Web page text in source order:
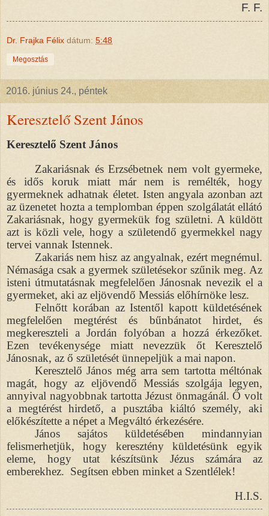
F. F.
Dr. Frajka Félix dátum: 5:48
Megosztás
2016. június 24., péntek
Keresztelő Szent János
Keresztelő Szent János
Zakariásnak és Erzsébetnek nem volt gyermeke,
és idős koruk miatt már nem is remélték, hogy
gyermeknek adhatnak életet. Isten angyala azonban azt
az üzenetet hozta a templomban éppen szolgálatát ellátó
Zakariásnak, hogy gyermekük fog születni. A küldött
azt is közli vele, hogy a születendő gyermekkel nagy
tervei vannak Istennek.
Zakariás nem hisz az angyalnak, ezért megnémul.
Némasága csak a gyermek születésekor szűnik meg. Az
isteni útmutatásnak megfelelően Jánosnak nevezik el a
gyermeket, aki az eljövendő Messiás előhírnöke lesz.
Felnőtt korában az Istentől kapott küldetésének
megfelelően megtérést és bűnbánatot hirdet, és
megkereszteli a Jordán folyóban a hozzá érkezőket.
Ezen tevékenysége miatt nevezzük őt Keresztelő
Jánosnak, az ő születését ünnepeljük a mai napon.
Keresztelő János még arra sem tartotta méltónak
magát, hogy az eljövendő Messiás szolgája legyen,
annyival nagyobbnak tartotta Jézust önmagánál. Ő volt
a megtérést hirdető, a pusztába kiáltó személy, aki
előkészítette a népet a Megváltó érkezésére.
János sajátos küldetésében mindannyian
felismerhetjük, hogy keresztény küldetésünk egyik
eleme, hogy utat készítsünk Jézus számára az
emberekhez. Segítsen ebben minket a Szentlélek!
H.I.S.